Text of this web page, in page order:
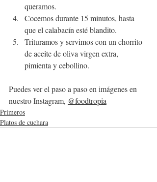
queramos.
Cocemos durante 15 minutos, hasta
que el calabacín esté blandito.
Trituramos y servimos con un chorrito
de aceite de oliva virgen extra,
pimienta y cebollino.
Puedes ver el paso a paso en imágenes en
nuestro Instagram, @foodtropia
Primeros
Platos de cuchara